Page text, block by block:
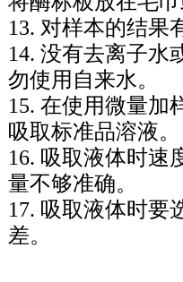
13. 对样本的结果
14. 没有去离子水
勿使用自来水。
15. 在使用微量加
吸取标准品溶液。
16. 吸取液体时速
量不够准确。
17. 吸取液体时要
差。